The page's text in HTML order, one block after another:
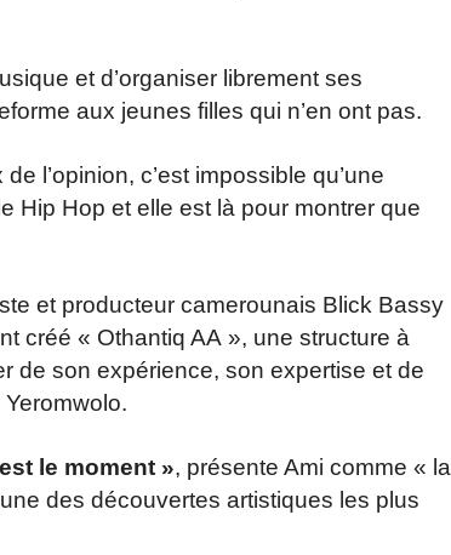
et d’organiser librement ses
aux jeunes filles qui n’en ont pas.
l’opinion, c’est impossible qu’une
Hip Hop et elle est là pour montrer que
et producteur camerounais Blick Bassy
créé « Othantiq AA », une structure à
de son expérience, son expertise et de
le moment », présente Ami comme « la
des découvertes artistiques les plus